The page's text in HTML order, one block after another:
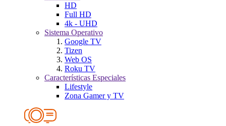
HD
Full HD
4k - UHD
Sistema Operativo
Google TV
Tizen
Web OS
Roku TV
Características Especiales
Lifestyle
Zona Gamer y TV